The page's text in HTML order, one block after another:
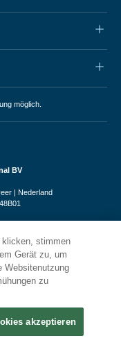
möglich.
BV
| Nederland
klicken, stimmen
Gerät zu, um
Websitenutzung
zu
akzeptieren